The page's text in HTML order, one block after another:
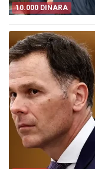
10.000 DINARA